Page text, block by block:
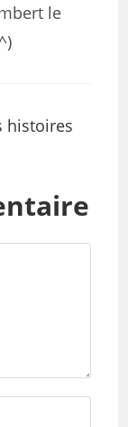
le
histoires